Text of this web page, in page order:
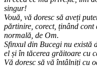
singur!
Vouă, vă doresc să aveți
părtinire, corect, ținând
normală, de Om.
Sfinxul din Bucegi nu există
el și în tăcerea grăitoare cu
Vă doresc să vă întâlniți cu